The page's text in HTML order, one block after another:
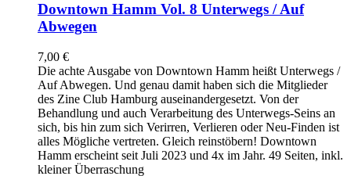
Downtown Hamm Vol. 8 Unterwegs / Auf
Abwegen
7,00 €
Die achte Ausgabe von Downtown Hamm heißt Unterwegs /
Auf Abwegen. Und genau damit haben sich die Mitglieder
des Zine Club Hamburg auseinandergesetzt. Von der
Behandlung und auch Verarbeitung des Unterwegs-Seins an
sich, bis hin zum sich Verirren, Verlieren oder Neu-Finden ist
alles Mögliche vertreten. Gleich reinstöbern! Downtown
Hamm erscheint seit Juli 2023 und 4x im Jahr. 49 Seiten, inkl.
kleiner Überraschung